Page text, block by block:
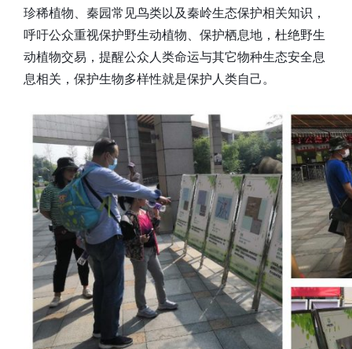
珍稀植物、秦园常见鸟类以及秦岭生态保护相关知识，
呼吁公众重视保护野生动植物、保护栖息地，杜绝野生
动植物交易，提醒公众人类命运与其它物种生态安全息
息相关，保护生物多样性就是保护人类自己。